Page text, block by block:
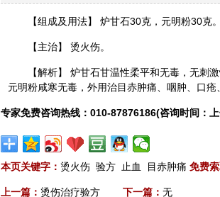
【组成及用法】 炉甘石30克，元明粉30克
【主治】 烫火伤。
【解析】 炉甘石甘温性柔平和无毒，无刺
元明粉咸寒无毒，外用治目赤肿痛、咽肿、口
专家免费咨询热线：010-87876186(咨询时间：
本页关键字： 烫火伤 验方 止血 目赤肿痛 免费
上一篇： 烫伤治疗验方 下一篇： 无